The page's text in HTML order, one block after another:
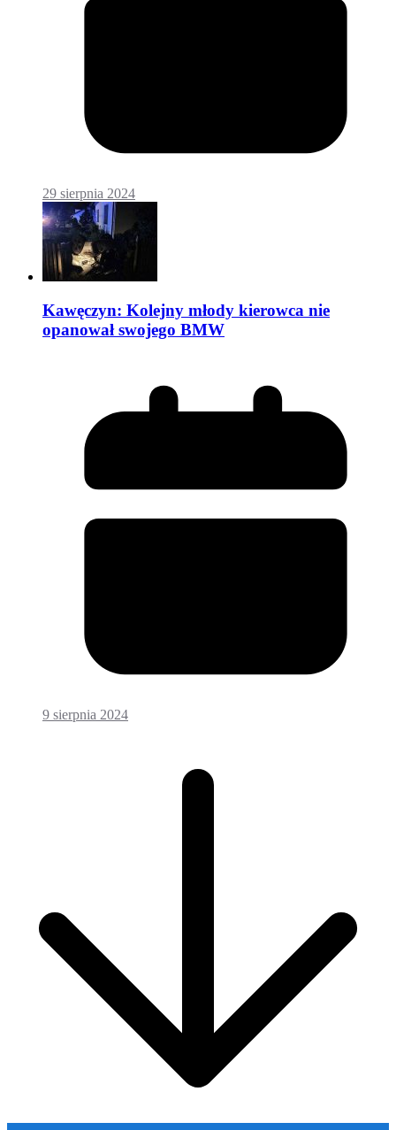
29 sierpnia 2024
Kawęczyn: Kolejny młody kierowca nie
opanował swojego BMW
9 sierpnia 2024